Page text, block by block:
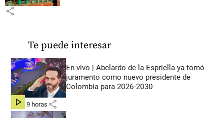
share
Te puede interesar
En vivo | Abelardo de la Espriella ya tomó
juramento como nuevo presidente de
Colombia para 2026-2030
hace 9 horas share